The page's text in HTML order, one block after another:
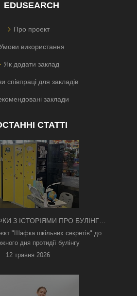
EDUSEARCH
Про проект
використання
Як додати заклад
співпраці для закладів
заклади
СТАТТІ
З ІСТОРІЯМИ ПРО БУЛІНГ
В КИЄВІ
"Шафка шкільних секретів" до
дня протидії булінгу
12 травня 2026